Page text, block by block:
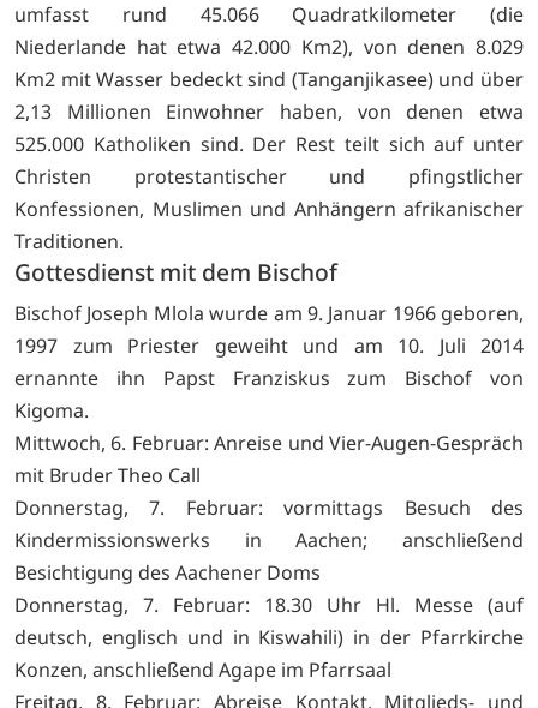
umfasst rund 45.066 Quadratkilometer (die
Niederlande hat etwa 42.000 Km2), von denen 8.029
Km2 mit Wasser bedeckt sind (Tanganjikasee) und über
2,13 Millionen Einwohner haben, von denen etwa
525.000 Katholiken sind. Der Rest teilt sich auf unter
Christen protestantischer und pfingstlicher
Konfessionen, Muslimen und Anhängern afrikanischer
Traditionen.
Gottesdienst mit dem Bischof
Bischof Joseph Mlola wurde am 9. Januar 1966 geboren,
1997 zum Priester geweiht und am 10. Juli 2014
ernannte ihn Papst Franziskus zum Bischof von
Kigoma.
Mittwoch, 6. Februar: Anreise und Vier-Augen-Gespräch
mit Bruder Theo Call
Donnerstag, 7. Februar: vormittags Besuch des
Kindermissionswerks in Aachen; anschließend
Besichtigung des Aachener Doms
Donnerstag, 7. Februar: 18.30 Uhr Hl. Messe (auf
deutsch, englisch und in Kiswahili) in der Pfarrkirche
Konzen, anschließend Agape im Pfarrsaal
Freitag, 8. Februar: Abreise Kontakt, Mitglieds- und